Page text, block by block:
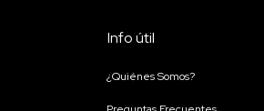
Info útil
¿Quiénes Somos?